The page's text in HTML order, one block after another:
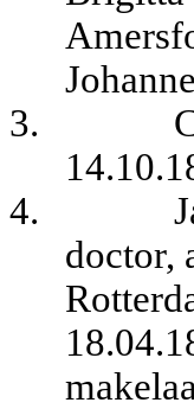
3.
4.
doctor,